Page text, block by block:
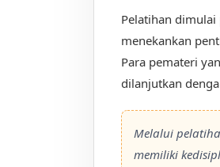
Pelatihan dimulai
menekankan
Para pemateri
dilanjutkan
Melalui
memiliki